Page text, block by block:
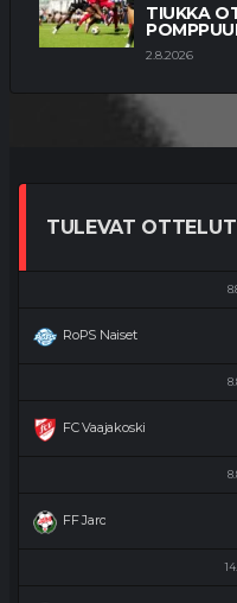
TIUKKA
2.8.2026
TULEVAT OTTELUT
RoPS Naiset
FC Vaajakoski
FF Jaro